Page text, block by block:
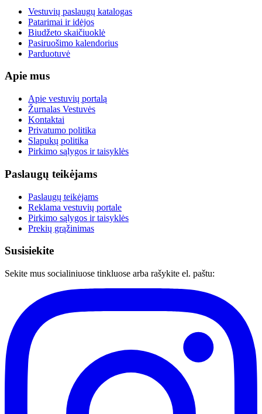
Vestuvių paslaugų katalogas
Patarimai ir idėjos
Biudžeto skaičiuoklė
Pasiruošimo kalendorius
Parduotuvė
Apie mus
Apie vestuvių portalą
Žurnalas Vestuvės
Kontaktai
Privatumo politika
Slapukų politika
Pirkimo sąlygos ir taisyklės
Paslaugų teikėjams
Paslaugų teikėjams
Reklama vestuvių portale
Pirkimo sąlygos ir taisyklės
Prekių grąžinimas
Susisiekite
Sekite mus socialiniuose tinkluose arba rašykite el. paštu: